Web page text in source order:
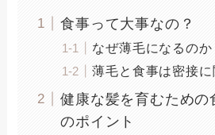
食事って大事なの？
なぜ薄毛になるのか
薄毛と食事は密接
健康な髪を育むための
のポイント